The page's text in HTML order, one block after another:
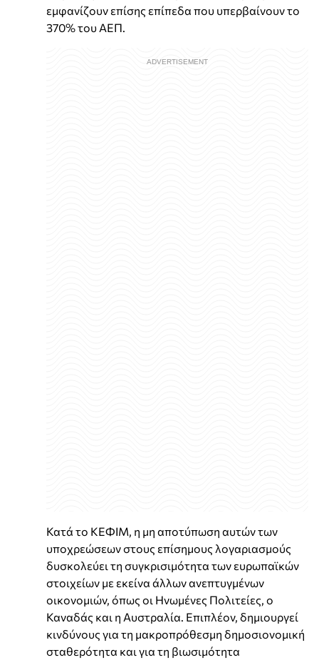
εμφανίζουν επίσης επίπεδα που υπερβαίνουν το
370% του ΑΕΠ.
Κατά το ΚΕΦΙΜ, η μη αποτύπωση αυτών των
υποχρεώσεων στους επίσημους λογαριασμούς
δυσκολεύει τη συγκρισιμότητα των ευρωπαϊκών
στοιχείων με εκείνα άλλων ανεπτυγμένων
οικονομιών, όπως οι Ηνωμένες Πολιτείες, ο
Καναδάς και η Αυστραλία. Επιπλέον, δημιουργεί
κινδύνους για τη μακροπρόθεσμη δημοσιονομική
σταθερότητα και για τη βιωσιμότητα